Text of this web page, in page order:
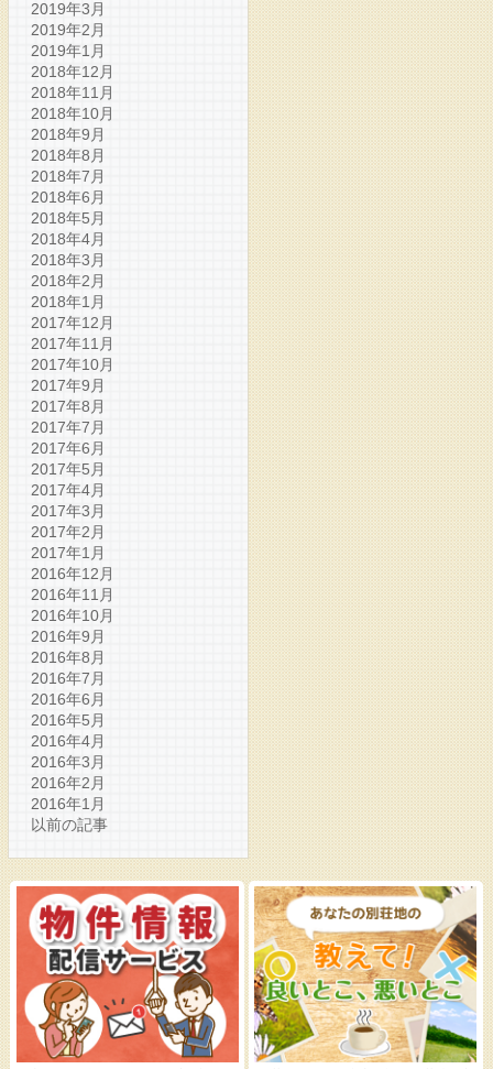
2019年3月
2019年2月
2019年1月
2018年12月
2018年11月
2018年10月
2018年9月
2018年8月
2018年7月
2018年6月
2018年5月
2018年4月
2018年3月
2018年2月
2018年1月
2017年12月
2017年11月
2017年10月
2017年9月
2017年8月
2017年7月
2017年6月
2017年5月
2017年4月
2017年3月
2017年2月
2017年1月
2016年12月
2016年11月
2016年10月
2016年9月
2016年8月
2016年7月
2016年6月
2016年5月
2016年4月
2016年3月
2016年2月
2016年1月
以前の記事